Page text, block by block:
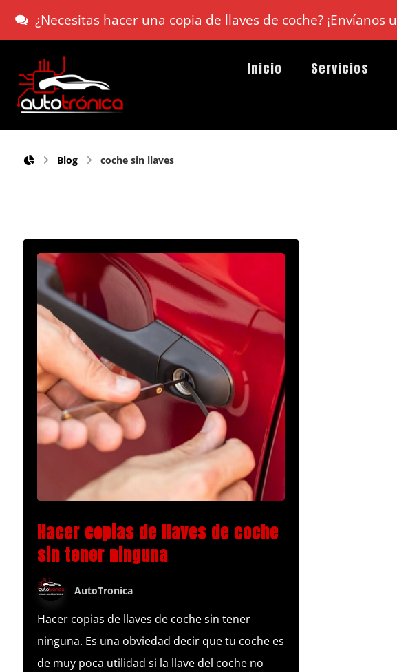
¿Necesitas hacer una copia de llaves de coche?
Inicio Servicios
Blog coche sin llaves
Hacer copias de llaves de coche
sin tener ninguna
AutoTronica
Hacer copias de llaves de coche sin tener
ninguna. Es una obviedad decir que tu coche es
de muy poca utilidad si la llave del coche no